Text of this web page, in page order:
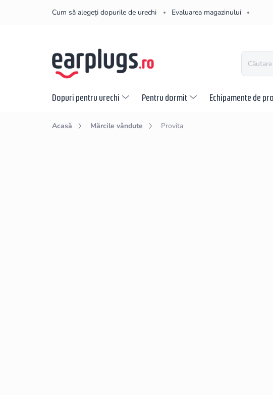
Cum să alegeți dopurile de urechi Evaluarea magazinului
Dopuri pentru urechi Pentru dormit Echipamente de
Acasă Mărcile vândute Provita